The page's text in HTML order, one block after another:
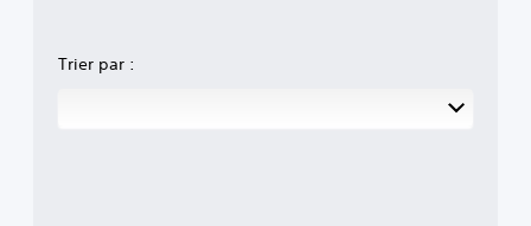
Trier par :